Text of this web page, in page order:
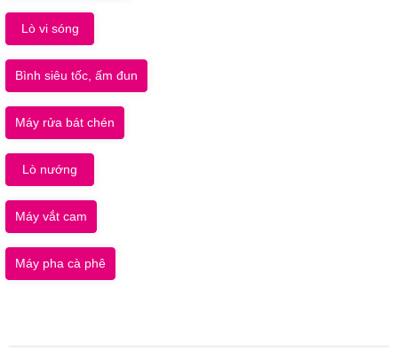
Lò vi sóng
Bình siêu tốc, ấm đun
Máy rửa bát chén
Lò nướng
Máy vắt cam
Máy pha cà phê